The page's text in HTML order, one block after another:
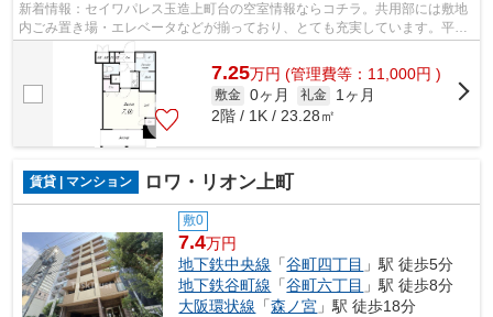
新着情報：セイワパレス玉造上町台の空室情報ならコチラ。共用部には敷地
内ごみ置き場・エレベータなどが揃っており、とても充実しています。平成
30年築の物件です。こちらの物件はマ...
7.25万円 (管理費等：11,000円 )
敷金 0ヶ月 礼金
1ヶ月
2階 / 1K / 23.28㎡
賃貸 | マンション ロワ・リオン上町
敷0
7.4万円
地下鉄中央線 「谷町四丁目 」駅 徒歩5分
地下鉄谷町線 「谷町六丁目 」駅 徒歩8分
大阪環状線 「森ノ宮 」駅 徒歩18分